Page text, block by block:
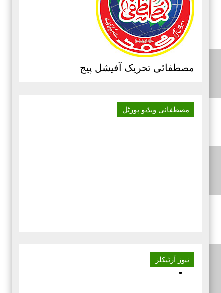
مصطفائی تحریک آفیشل پیج
مصطفائی ویڈیو پورٹل
نیوز آرٹیکلز